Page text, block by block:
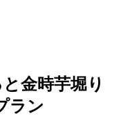
金時芋堀り
ラン